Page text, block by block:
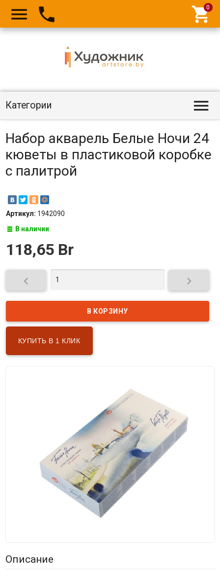
  
Категории 
Набор акварель Белые Ночи 24
кюветы в пластиковой коробке
с палитрой
Артикул: 1942090
В наличии
118,65 Br
 
КУПИТЬ В 1 КЛИК
Описание